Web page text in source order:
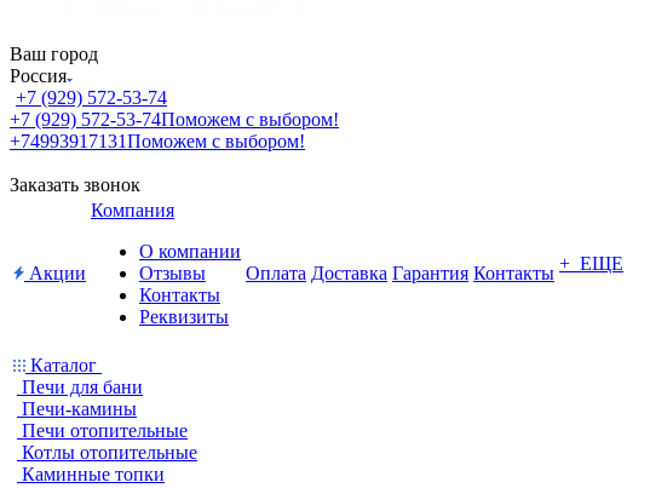
Ваш город
Россия
+7 (929) 572-53-74
+7 (929) 572-53-74Поможем с выбором!
+74993917131Поможем с выбором!
Заказать звонок
Акции
Компания
О компании
Отзывы
Контакты
Реквизиты
Оплата Доставка Гарантия Контакты + ЕЩЕ
Каталог
Печи для бани
Печи-камины
Печи отопительные
Котлы отопительные
Каминные топки